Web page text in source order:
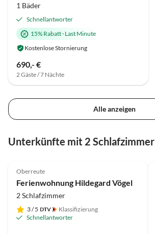
1 Bäder
Schnellantworter
15% Rabatt· Last Minute
Kostenlose Stornierung
690,- €
2 Gäste / 7 Nächte
Alle anzeigen
Unterkünfte mit 2 Schlafzimmer
Oberreute
Ferienwohnung Hildegard Vögel
2 Schlafzimmer
3/ 5
Klassifizierung
Schnellantworter